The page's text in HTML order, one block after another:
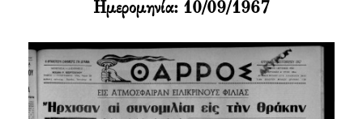
Ημερομηνία: 10/09/1967